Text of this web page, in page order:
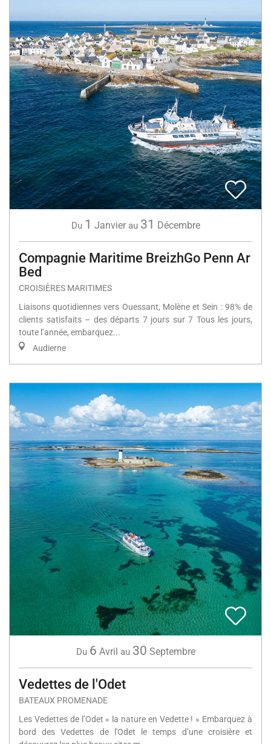
Du 1 Janvier au 31 Décembre
Compagnie Maritime BreizhGo Penn Ar
Bed
CROISIÈRES MARITIMES
Liaisons quotidiennes vers Ouessant, Molène et Sein : 98% de
clients satisfaits – des départs 7 jours sur 7 Tous les jours,
toute l’année, embarquez...
Audierne
Du 6 Avril au 30 Septembre
Vedettes de l'Odet
BATEAUX PROMENADE
Les Vedettes de l’Odet « la nature en Vedette ! » Embarquez à
bord des Vedettes de l'Odet le temps d’une croisière et